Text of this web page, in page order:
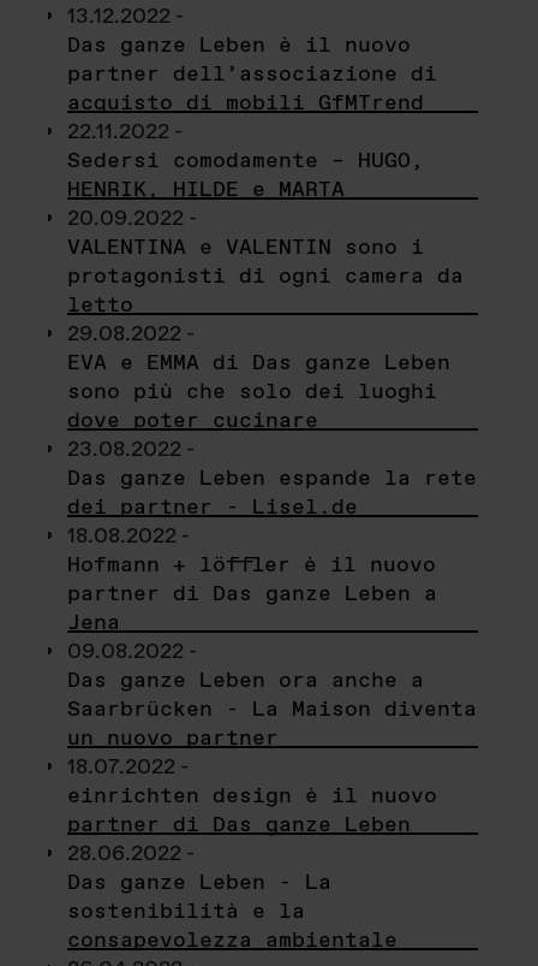
13.12.2022 -
Das ganze Leben è il nuovo
partner dell’associazione di
acquisto di mobili GfMTrend
22.11.2022 -
Sedersi comodamente – HUGO,
HENRIK, HILDE e MARTA
20.09.2022 -
VALENTINA e VALENTIN sono i
protagonisti di ogni camera da
letto
29.08.2022 -
EVA e EMMA di Das ganze Leben
sono più che solo dei luoghi
dove poter cucinare
23.08.2022 -
Das ganze Leben espande la rete
dei partner - Lisel.de
18.08.2022 -
Hofmann + löffler è il nuovo
partner di Das ganze Leben a
Jena
09.08.2022 -
Das ganze Leben ora anche a
Saarbrücken - La Maison diventa
un nuovo partner
18.07.2022 -
einrichten design è il nuovo
partner di Das ganze Leben
28.06.2022 -
Das ganze Leben - La
sostenibilità e la
consapevolezza ambientale